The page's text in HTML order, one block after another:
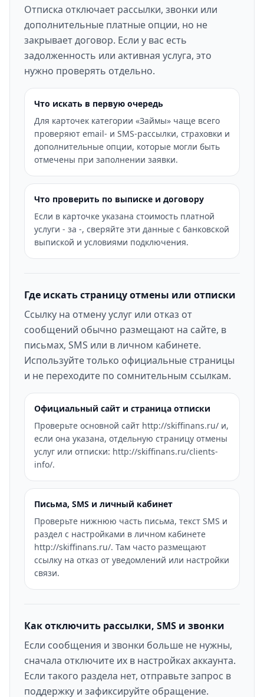
Отписка отключает рассылки, звонки или
дополнительные платные опции, но не
закрывает договор. Если у вас есть
задолженность или активная услуга, это
нужно проверять отдельно.
Что искать в первую очередь
Для карточек категории «Займы» чаще всего
проверяют email- и SMS-рассылки, страховки и
дополнительные опции, которые могли быть
отмечены при заполнении заявки.
Что проверить по выписке и договору
Если в карточке указана стоимость платной
услуги - за -, сверяйте эти данные с банковской
выпиской и условиями подключения.
Где искать страницу отмены или отписки
Ссылку на отмену услуг или отказ от
сообщений обычно размещают на сайте, в
письмах, SMS или в личном кабинете.
Используйте только официальные страницы
и не переходите по сомнительным ссылкам.
Официальный сайт и страница отписки
Проверьте основной сайт http://skiffinans.ru/ и,
если она указана, отдельную страницу отмены
услуг или отписки: http://skiffinans.ru/clients-
info/.
Письма, SMS и личный кабинет
Проверьте нижнюю часть письма, текст SMS и
раздел с настройками в личном кабинете
http://skiffinans.ru/. Там часто размещают
ссылку на отказ от уведомлений или настройки
связи.
Как отключить рассылки, SMS и звонки
Если сообщения и звонки больше не нужны,
сначала отключите их в настройках аккаунта.
Если такого раздела нет, отправьте запрос в
поддержку и зафиксируйте обращение.